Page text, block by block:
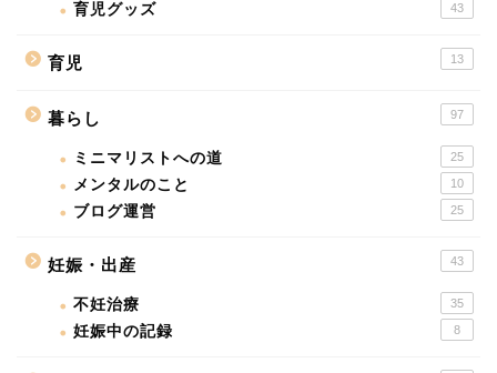
育児グッズ 43
育児 13
暮らし 97
ミニマリストへの道 25
メンタルのこと 10
ブログ運営 25
妊娠・出産 43
不妊治療 35
妊娠中の記録 8